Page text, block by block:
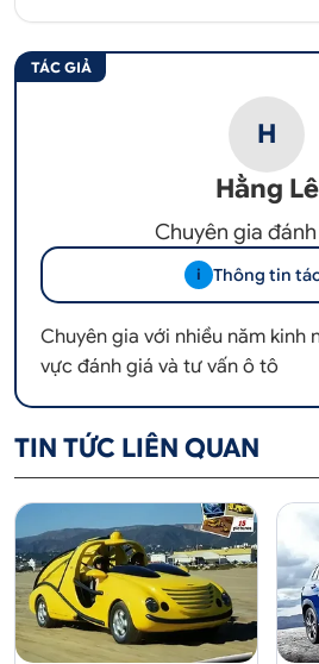
TÁC GIẢ
H
Hằng Lê
Chuyên gia
i Thông tin
Chuyên gia với nhiều năm kinh
vực đánh giá và tư vấn ô tô
TIN TỨC LIÊN QUAN